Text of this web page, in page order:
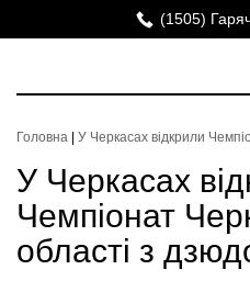
(1505)
Головна У Черкасах відкрили
У Черкасах
Чемпіонат
області з